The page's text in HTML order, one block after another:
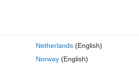
0 投票
Netherlands(English)
Norway(English)